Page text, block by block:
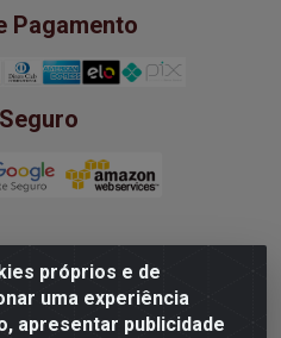
próprios e de
uma experiência
apresentar publicidade
Pagamento
de Vinhos LTDA -
Padre Bernardino Pessoa,